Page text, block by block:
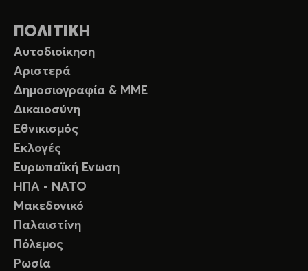
ΠΟΛΙΤΙΚΗ
Αυτοδιοίκηση
Αριστερά
Δημοσιογραφία & ΜΜΕ
Δικαιοσύνη
Εθνικισμός
Εκλογές
Ευρωπαϊκή Ενωση
ΗΠΑ - ΝΑΤΟ
Μακεδονικό
Παλαιστίνη
Πόλεμος
Ρωσία